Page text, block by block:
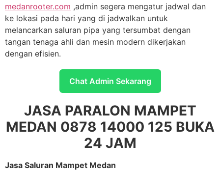
medanrooter.com ,admin segera mengatur jadwal dan
ke lokasi pada hari yang di jadwalkan untuk
melancarkan saluran pipa yang tersumbat dengan
tangan tenaga ahli dan mesin modern dikerjakan
dengan efisien.
Chat Admin Sekarang
JASA PARALON MAMPET
MEDAN 0878 14000 125 BUKA
24 JAM
Jasa Saluran Mampet Medan